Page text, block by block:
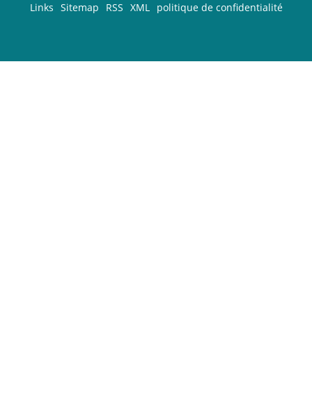
Links Sitemap RSS XML politique de confidentialité